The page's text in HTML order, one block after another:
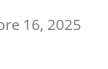
16, 2025